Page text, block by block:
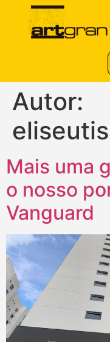
Autor:
Mais uma
o nosso
Vanguard